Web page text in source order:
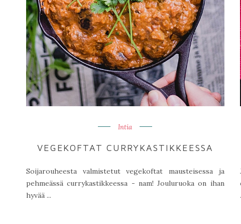
Intia
VEGEKOFTAT CURRYKASTIKKEESSA
Soijarouheesta valmistetut vegekoftat mausteisessa ja
pehmeässä currykastikkeessa - nam! Jouluruoka on ihan
hyvää ...